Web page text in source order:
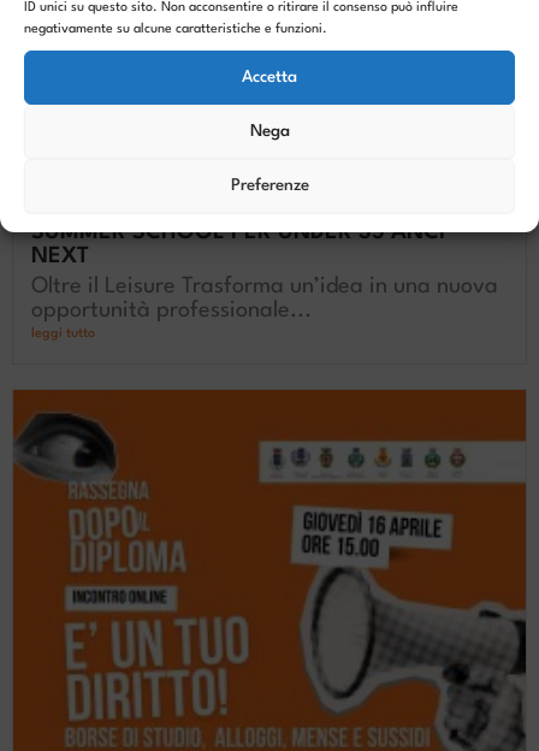
ID unici su questo sito. Non acconsentire o ritirare il consenso può influire
negativamente su alcune caratteristiche e funzioni.
Accetta
Nega
Preferenze
SUMMER SCHOOL PER UNDER 35 ANCI
NEXT
Oltre il Leisure Trasforma un’idea in una nuova
opportunità professionale...
leggi tutto